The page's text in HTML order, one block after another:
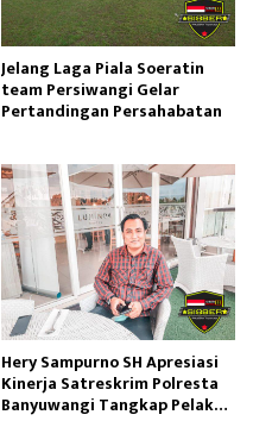
Jelang Laga Piala Soeratin
team Persiwangi Gelar
Pertandingan Persahabatan
Hery Sampurno SH Apresiasi
Kinerja Satreskrim Polresta
Banyuwangi Tangkap Pelaku